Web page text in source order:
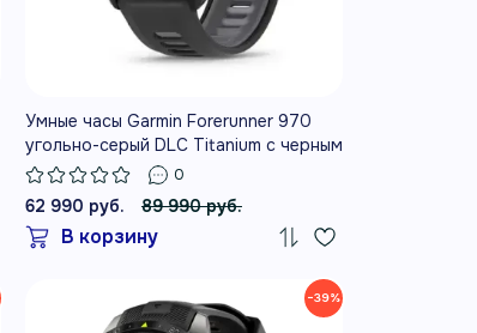
Умные часы Garmin Forerunner 970
угольно-серый DLC Titanium с черным
корпусом и черным/прозрачным
белым ремешком
0
62 990 руб. 89 990 руб.
В корзину
−39%